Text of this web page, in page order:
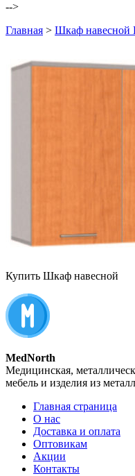
-->
Главная > Шкаф
Купить Шкаф навесной
MedNorth
Медицинская,
мебель и изделия из
Главная страница
О нас
Доставка и оплата
Оптовикам
Акции
Контакты